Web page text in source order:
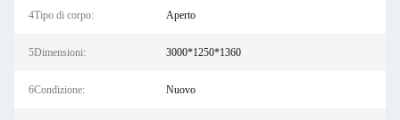
4Tipo di corpo: Aperto
5Dimensioni: 3000*1250*1360
6Condizione: Nuovo